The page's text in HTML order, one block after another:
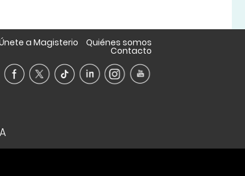
a Magisterio Quiénes somos
Contacto